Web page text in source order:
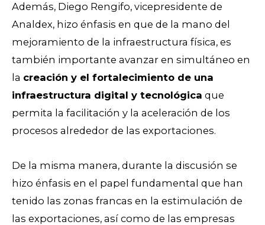
Además, Diego Rengifo, vicepresidente de
Analdex, hizo énfasis en que de la mano del
mejoramiento de la infraestructura física, es
también importante avanzar en simultáneo en
la creación y el fortalecimiento de una
infraestructura digital y tecnológica que
permita la facilitación y la aceleración de los
procesos alrededor de las exportaciones.
De la misma manera, durante la discusión se
hizo énfasis en el papel fundamental que han
tenido las zonas francas en la estimulación de
las exportaciones, así como de las empresas